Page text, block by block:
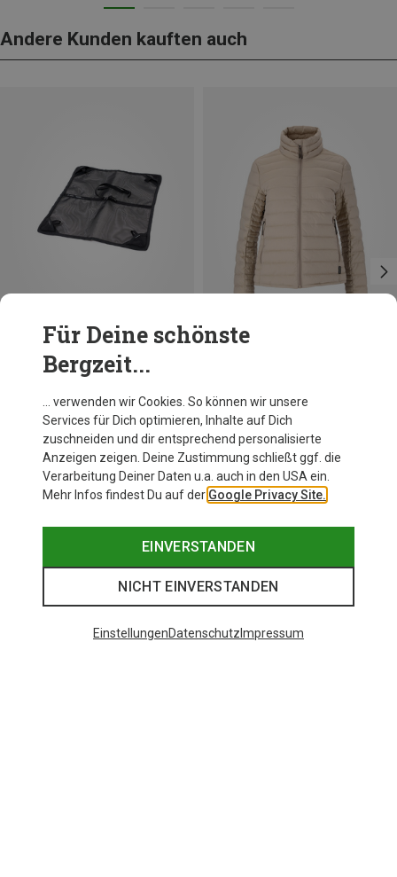
Andere Kunden kauften auch
Two Bodenmatte
Für Deine schönste
Bergzeit...
… verwenden wir Cookies. So können wir unsere
Services für Dich optimieren, Inhalte auf Dich
zuschneiden und dir entsprechend personalisierte
Anzeigen zeigen. Deine Zustimmung schließt ggf. die
Verarbeitung Deiner Daten u.a. auch in den USA ein.
Mehr Infos findest Du auf der Google Privacy Site.
EINVERSTANDEN
NICHT EINVERSTANDEN
EinstellungenDatenschutz Impressum